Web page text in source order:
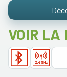
VOIR LA